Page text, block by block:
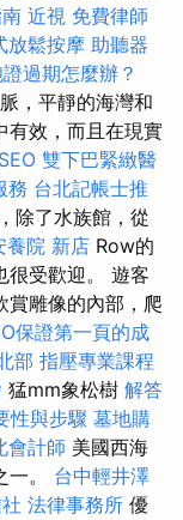
近視 免費律師
放鬆按摩 助聽器
過期怎麼辦？
，平靜的海灣和
有效，而且在現實
雙下巴緊緻醫
務 台北記帳士推
除了水族館，從
養院 新店 Row的
很受歡迎。 遊客
賞雕像的內部，爬
保證第一頁的成
部 指壓專業課程
猛mm象松樹 解答
性與步驟 墓地購
會計師 美國西海
。 台中輕井澤
法律事務所 優